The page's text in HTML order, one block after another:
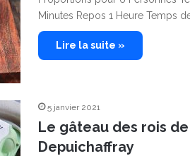
Minutes Repos 1 Heure Temps
Lire la suite »
5 janvier 2021
Le gâteau des rois de
Depuichaffray